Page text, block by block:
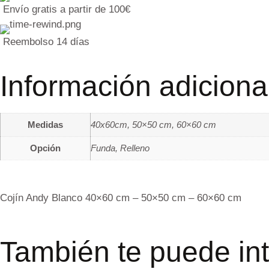
Envío gratis a partir de 100€
Reembolso 14 días
Información adicional
Medidas 40x60cm, 50×50 cm, 60×60 cm
Opción Funda, Relleno
Cojín Andy Blanco 40×60 cm – 50×50 cm – 60×60 cm
También te puede